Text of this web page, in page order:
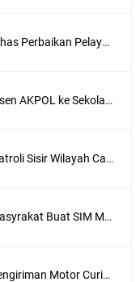
Dialog Publik GAKADA BIDOM , Bahas Perbaikan Pelayanan Medis di NTB
Kapolsek Dampingi Kunjungan Dosen AKPOL ke Sekolah Rakyat Gunungsari
Sat Samapta Polresta Mataram Patroli Sisir Wilayah Cakranegara
Kasat Lantas Polres Lotim Ajak Masyrakat Buat SIM Melalui SATPAS Bukan Calo
Tim Puma Polda NTB Gagalkan Pengiriman Motor Curian ke Dompu